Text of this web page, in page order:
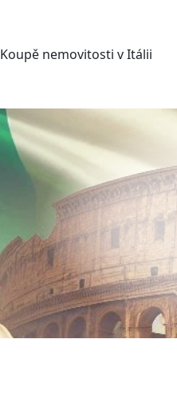
Koupě nemovitosti v Itálii